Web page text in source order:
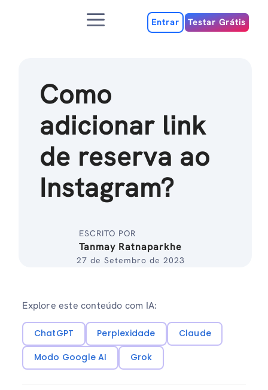
MenuEntrar Testar Grátis
Como
adicionar link
de reserva ao
Instagram?
ESCRITO POR
Tanmay Ratnaparkhe
27 de Setembro de 2023
Explore este conteúdo com IA:
ChatGPT Perplexidade
Claude
Modo Google AI
Grok